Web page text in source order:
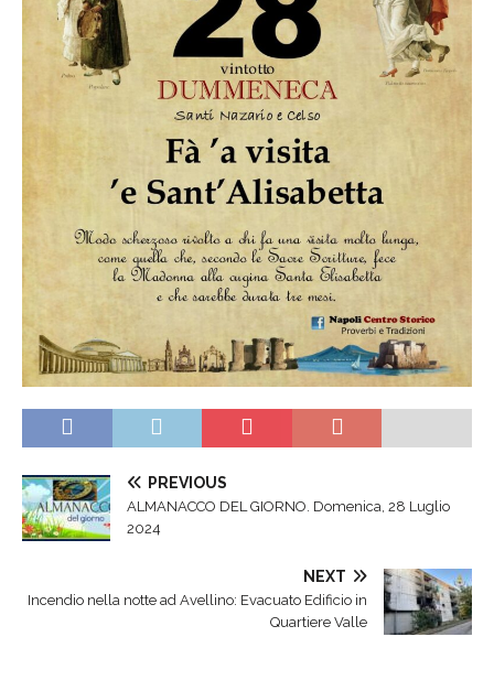
PREVIOUS
ALMANACCO DEL GIORNO. Domenica, 28 Luglio
2024
NEXT
Incendio nella notte ad Avellino: Evacuato Edificio in
Quartiere Valle